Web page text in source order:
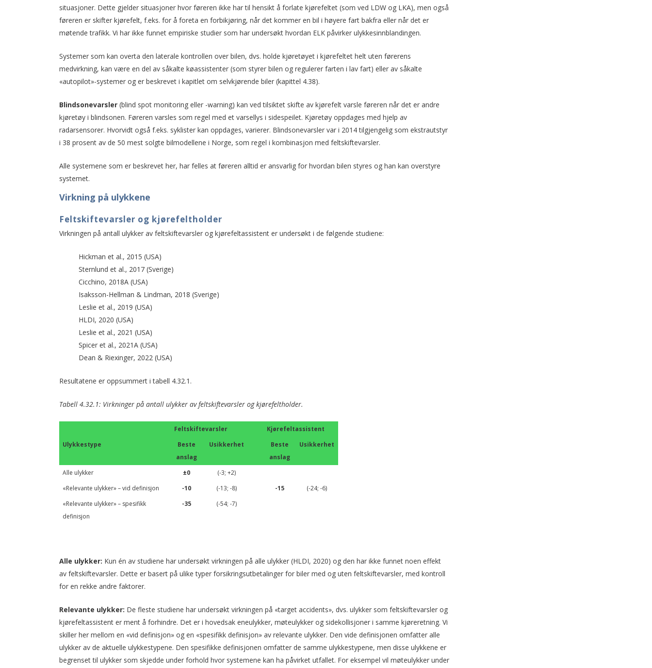
situasjoner. Dette gjelder situasjoner hvor føreren ikke har til hensikt å forlate kjørefeltet (som ved LDW og LKA), men også
føreren er skifter kjørefelt, f.eks. for å foreta en forbikjøring, når det kommer en bil i høyere fart bakfra eller når det er
møtende trafikk. Vi har ikke funnet empiriske studier som har undersøkt hvordan ELK påvirker ulykkesinnblandingen.
Systemer som kan overta den laterale kontrollen over bilen, dvs. holde kjøretøyet i kjørefeltet helt uten førerens
medvirkning, kan være en del av såkalte køassistenter (som styrer bilen og regulerer farten i lav fart) eller av såkalte
«autopilot»-systemer og er beskrevet i kapitlet om selvkjørende biler (kapittel 4.38).
Blindsonevarsler (blind spot monitoring eller -warning) kan ved tilsiktet skifte av kjørefelt varsle føreren når det er andre
kjøretøy i blindsonen. Føreren varsles som regel med et varsellys i sidespeilet. Kjøretøy oppdages med hjelp av
radarsensorer. Hvorvidt også f.eks. syklister kan oppdages, varierer. Blindsonevarsler var i 2014 tilgjengelig som ekstrautstyr
i 38 prosent av de 50 mest solgte bilmodellene i Norge, som regel i kombinasjon med feltskiftevarsler.
Alle systemene som er beskrevet her, har felles at føreren alltid er ansvarlig for hvordan bilen styres og han kan overstyre
systemet.
Virkning på ulykkene
Feltskiftevarsler og kjørefeltholder
Virkningen på antall ulykker av feltskiftevarsler og kjørefeltassistent er undersøkt i de følgende studiene:
Hickman et al., 2015 (USA)
Sternlund et al., 2017 (Sverige)
Cicchino, 2018A (USA)
Isaksson-Hellman & Lindman, 2018 (Sverige)
Leslie et al., 2019 (USA)
HLDI, 2020 (USA)
Leslie et al., 2021 (USA)
Spicer et al., 2021A (USA)
Dean & Riexinger, 2022 (USA)
Resultatene er oppsummert i tabell 4.32.1.
Tabell 4.32.1: Virkninger på antall ulykker av feltskiftevarsler og kjørefeltholder.
Feltskiftevarsler
Kjørefeltassistent
Ulykkestype
Beste
anslag
Usikkerhet
Beste
anslag
Usikkerhet
Alle ulykker ±0
(-3; +2)
«Relevante ulykker» – vid definisjon
-10 (-13; -8) -15
(-24; -6)
«Relevante ulykker» – spesifikk
definisjon
-35 (-54; -7)
Alle ulykker: Kun én av studiene har undersøkt virkningen på alle ulykker (HLDI, 2020) og den har ikke funnet noen effekt
av feltskiftevarsler. Dette er basert på ulike typer forsikringsutbetalinger for biler med og uten feltskiftevarsler, med kontroll
for en rekke andre faktorer.
Relevante ulykker: De fleste studiene har undersøkt virkningen på «target accidents», dvs. ulykker som feltskiftevarsler og
kjørefeltassistent er ment å forhindre. Det er i hovedsak eneulykker, møteulykker og sidekollisjoner i samme kjøreretning. Vi
skiller her mellom en «vid definisjon» og en «spesifikk definisjon» av relevante ulykker. Den vide definisjonen omfatter alle
ulykker av de aktuelle ulykkestypene. Den spesifikke definisjonen omfatter de samme ulykkestypene, men disse ulykkene er
begrenset til ulykker som skjedde under forhold hvor systemene kan ha påvirket utfallet. For eksempel vil møteulykker under